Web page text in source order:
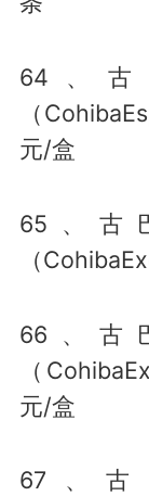
64、
（
元/盒
65、古
（
66、古
（
元/盒
67、